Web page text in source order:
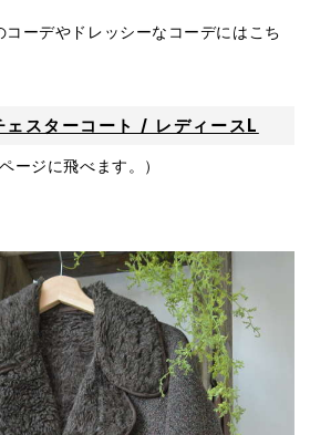
ーデやドレッシーなコーデにはこち
スターコート / レディースL
ージに飛べます。）